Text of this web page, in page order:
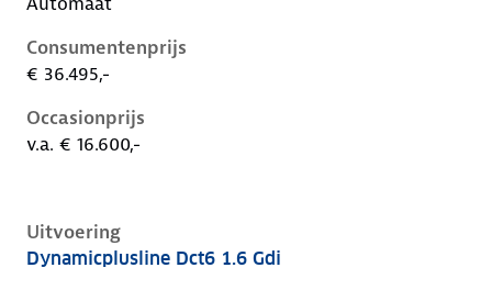
Consumentenprijs
€ 36.495,-
Occasionprijs
v.a. € 16.600,-
Uitvoering
Kia Niro i-de-1e-facelift, 1.6 gdi, 104 kW, Plug-in
Dynamicplusline Dct6 1.6 Gdi